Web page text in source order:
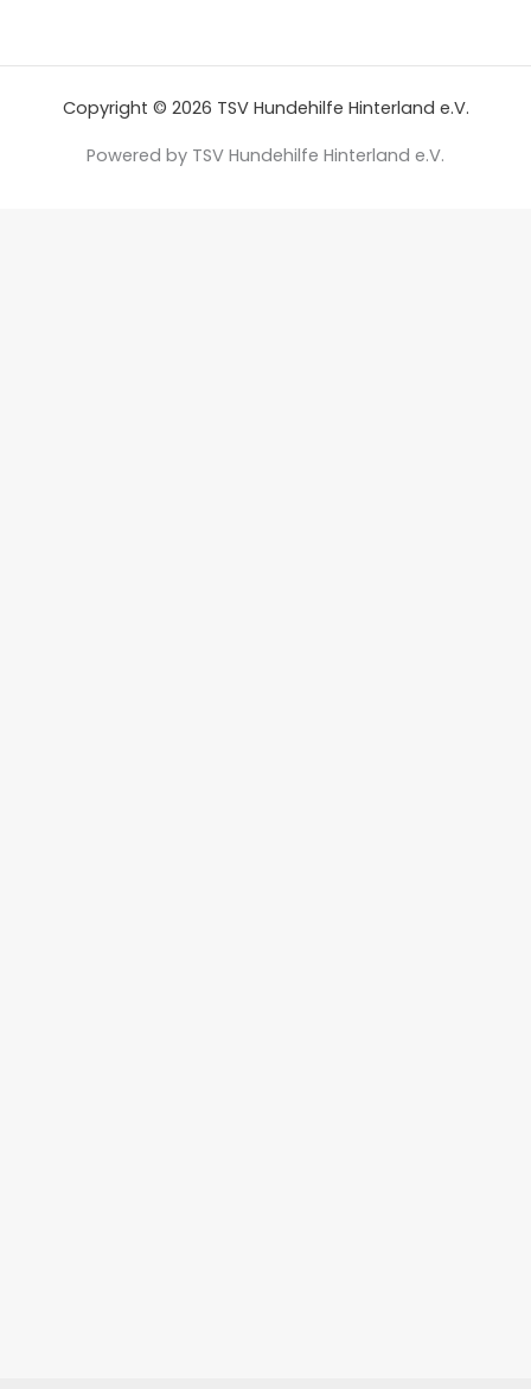
Copyright © 2026 TSV Hundehilfe Hinterland e.V.
Powered by TSV Hundehilfe Hinterland e.V.